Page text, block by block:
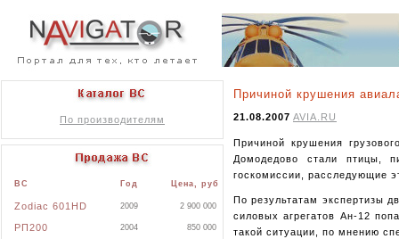
По производителям
ВС Год Цена, руб
Zodiac 601HD 2009 2 900 000
РП200 2004 850 000
Причиной крушения
21.08.2007 AVIA.RU
Причиной крушения
Домодедово стали птицы,
госкомиссии, расследующие
По результатам экспертизы
силовых агрегатов Ан-12
такой ситуации, по мнению